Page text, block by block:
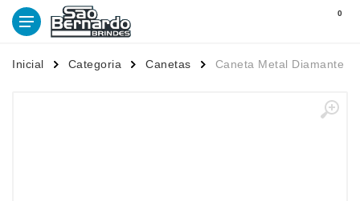
0
Inicial Categoria Canetas Caneta Metal Diamante